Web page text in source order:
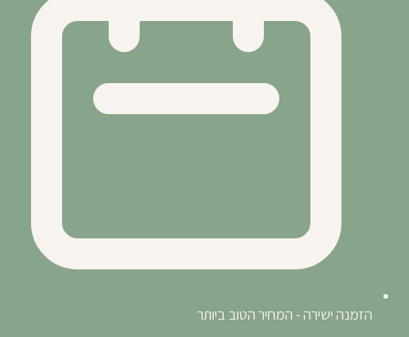
הזמנה ישירה - המחיר הטוב ביותר